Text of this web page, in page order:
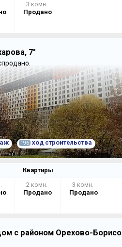
3 комн.
Продано
7"
196 ход строительства
Квартиры
2 комн.
Продано
3 комн.
Продано
с районом Орехово-